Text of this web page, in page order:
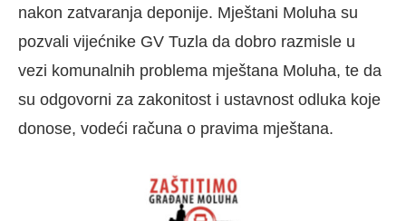
nakon zatvaranja deponije. Mještani Moluha su
pozvali vijećnike GV Tuzla da dobro razmisle u
vezi komunalnih problema mještana Moluha, te da
su odgovorni za zakonitost i ustavnost odluka koje
donose, vodeći računa o pravima mještana.